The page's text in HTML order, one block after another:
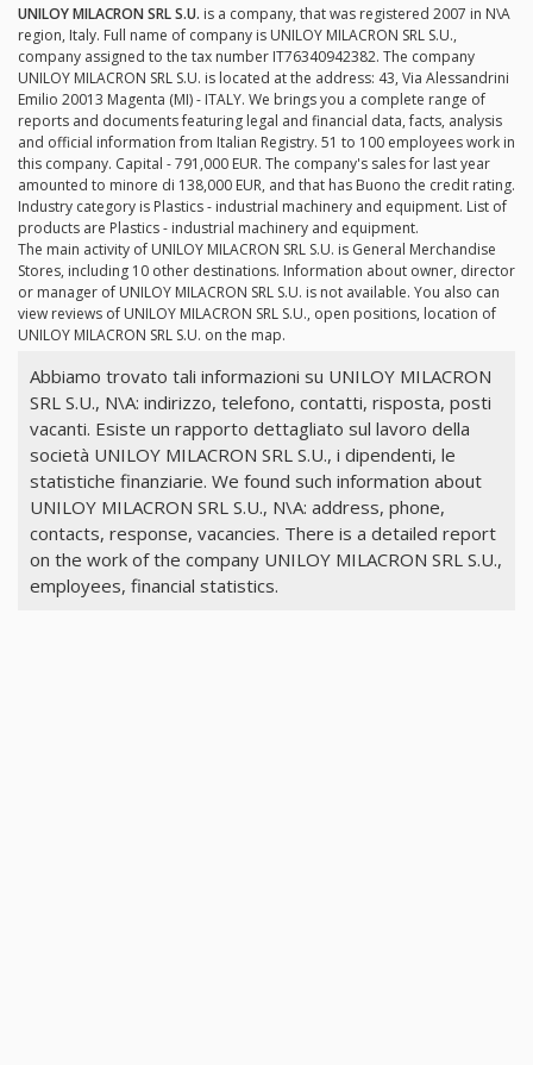
UNILOY MILACRON SRL S.U. is a company, that was registered 2007 in N\A
region, Italy. Full name of company is UNILOY MILACRON SRL S.U.,
company assigned to the tax number IT76340942382. The company
UNILOY MILACRON SRL S.U. is located at the address: 43, Via Alessandrini
Emilio 20013 Magenta (MI) - ITALY. We brings you a complete range of
reports and documents featuring legal and financial data, facts, analysis
and official information from Italian Registry. 51 to 100 employees work in
this company. Capital - 791,000 EUR. The company's sales for last year
amounted to minore di 138,000 EUR, and that has Buono the credit rating.
Industry category is Plastics - industrial machinery and equipment. List of
products are Plastics - industrial machinery and equipment.
The main activity of UNILOY MILACRON SRL S.U. is General Merchandise
Stores, including 10 other destinations. Information about owner, director
or manager of UNILOY MILACRON SRL S.U. is not available. You also can
view reviews of UNILOY MILACRON SRL S.U., open positions, location of
UNILOY MILACRON SRL S.U. on the map.
Abbiamo trovato tali informazioni su UNILOY MILACRON
SRL S.U., N\A: indirizzo, telefono, contatti, risposta, posti
vacanti. Esiste un rapporto dettagliato sul lavoro della
società UNILOY MILACRON SRL S.U., i dipendenti, le
statistiche finanziarie. We found such information about
UNILOY MILACRON SRL S.U., N\A: address, phone,
contacts, response, vacancies. There is a detailed report
on the work of the company UNILOY MILACRON SRL S.U.,
employees, financial statistics.